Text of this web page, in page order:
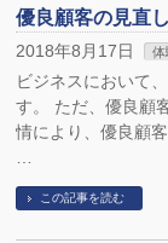
優良顧客の見直し
2018年8月17日 体
ビジネスにおいて
す。 ただ、優良顧
情により、優良顧
この記事を読む